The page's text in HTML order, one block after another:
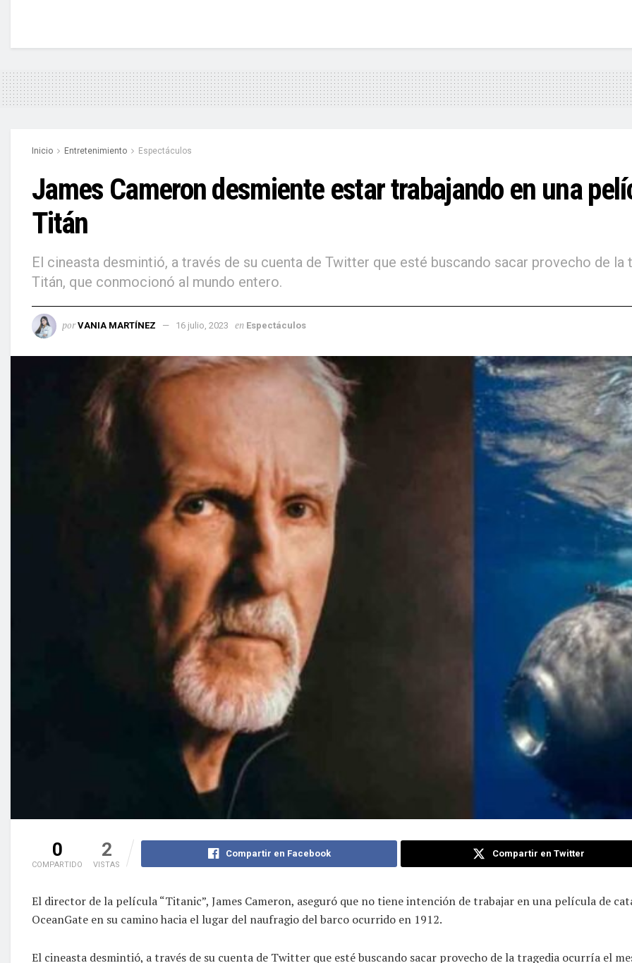
Inicio Entretenimiento Espectáculos
James Cameron desmiente estar trabajando en una
Titán
El cineasta desmintió, a través de su cuenta de Twitter que esté buscando sacar provecho de
Titán, que conmocionó al mundo entero.
por VANIA MARTÍNEZ 16 julio, 2023 en Espectáculos
0
COMPARTIDO
2
VISTAS
Compartir en Facebook Compartir en Twitter
El director de la película “Titanic”, James Cameron, aseguró que no tiene intención de trabajar en una película de
OceanGate en su camino hacia el lugar del naufragio del barco ocurrido en 1912.
El cineasta desmintió, a través de su cuenta de Twitter que esté buscando sacar provecho de la tragedia ocurría el